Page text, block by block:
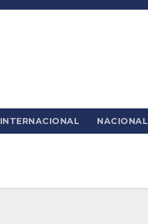
INTERNACIONAL NACIONAL